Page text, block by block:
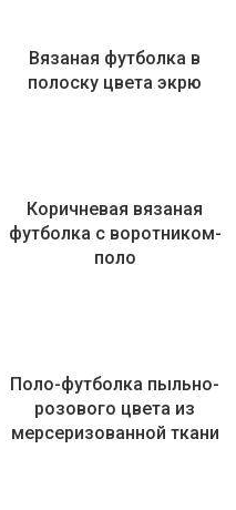
Вязаная футболка в
полоску цвета экрю
Коричневая вязаная
футболка с воротником-
поло
Поло-футболка пыльно-
розового цвета из
мерсеризованной ткани